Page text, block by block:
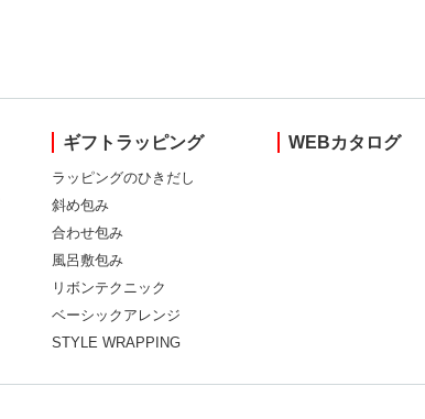
ギフトラッピング
ラッピングのひきだし
斜め包み
合わせ包み
風呂敷包み
リボンテクニック
ベーシックアレンジ
STYLE WRAPPING
WEBカタログ